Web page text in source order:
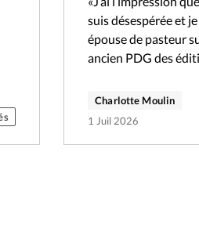
suis désespérée et
épouse de pasteur
ancien PDG des
Charlotte Moulin
1 Juil 2026